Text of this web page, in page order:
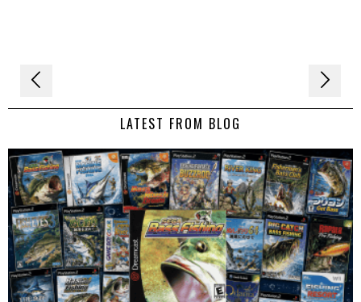
Navigation
de LATEST FROM BLOG